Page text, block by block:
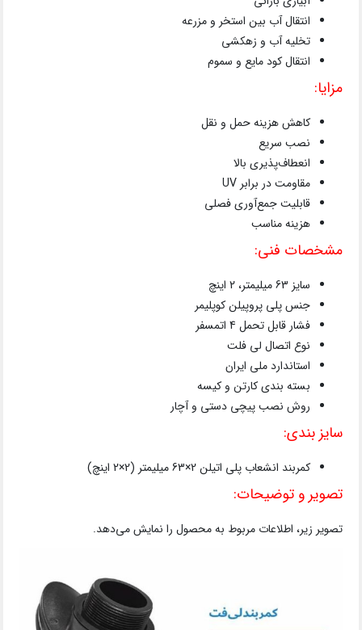
انتقال آب بین استخر و مزرعه
تخلیه آب و زهکشی
انتقال کود مایع و سموم
مزایا:
کاهش هزینه حمل و نقل
نصب سریع
انعطاف‌پذیری بالا
مقاومت در برابر UV
قابلیت جمع‌آوری فصلی
هزینه مناسب
مشخصات فنی:
سایز 63 میلیمتر، 2 اینچ
جنس پلی پروپیلن کوپلیمر
فشار قابل تحمل 4 اتمسفر
نوع اتصال لی فلت
استاندارد ملی ایران
بسته بندی کارتن و کیسه
روش نصب پیچی دستی و آچار
سایز بندی:
کمربند انشعاب پلی اتیلن 2×63 میلیمتر (2×2 اینچ)
تصویر و توضیحات:
تصویر زیر، اطلاعات مربوط به محصول را نمایش می‌دهد.